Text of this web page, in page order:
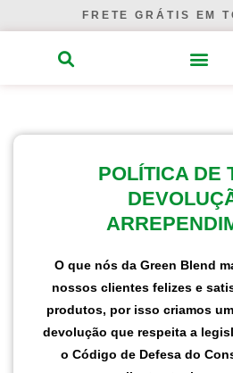
para
FRETE GRÁTIS EM
POLÍTICA DE
O que nós da Green Blend
nossos clientes felizes e
produtos, por isso criamos
devolução que respeita a
o Código de Defesa do